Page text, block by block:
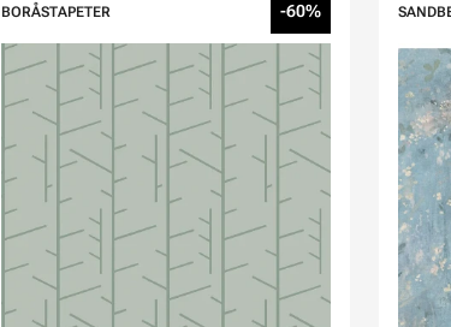
BORÅSTAPETER -60%